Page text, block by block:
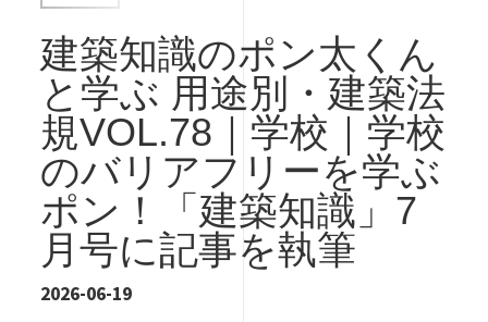
建築知識のポン太くん
と学ぶ 用途別・建築法
規VOL.78｜学校｜学校
のバリアフリーを学ぶ
ポン！「建築知識」7
月号に記事を執筆
2026-06-19